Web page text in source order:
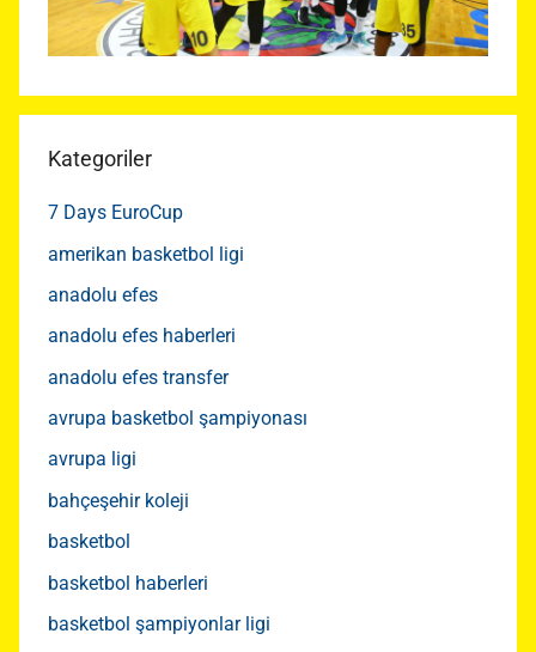
Kategoriler
7 Days EuroCup
amerikan basketbol ligi
anadolu efes
anadolu efes haberleri
anadolu efes transfer
avrupa basketbol şampiyonası
avrupa ligi
bahçeşehir koleji
basketbol
basketbol haberleri
basketbol şampiyonlar ligi